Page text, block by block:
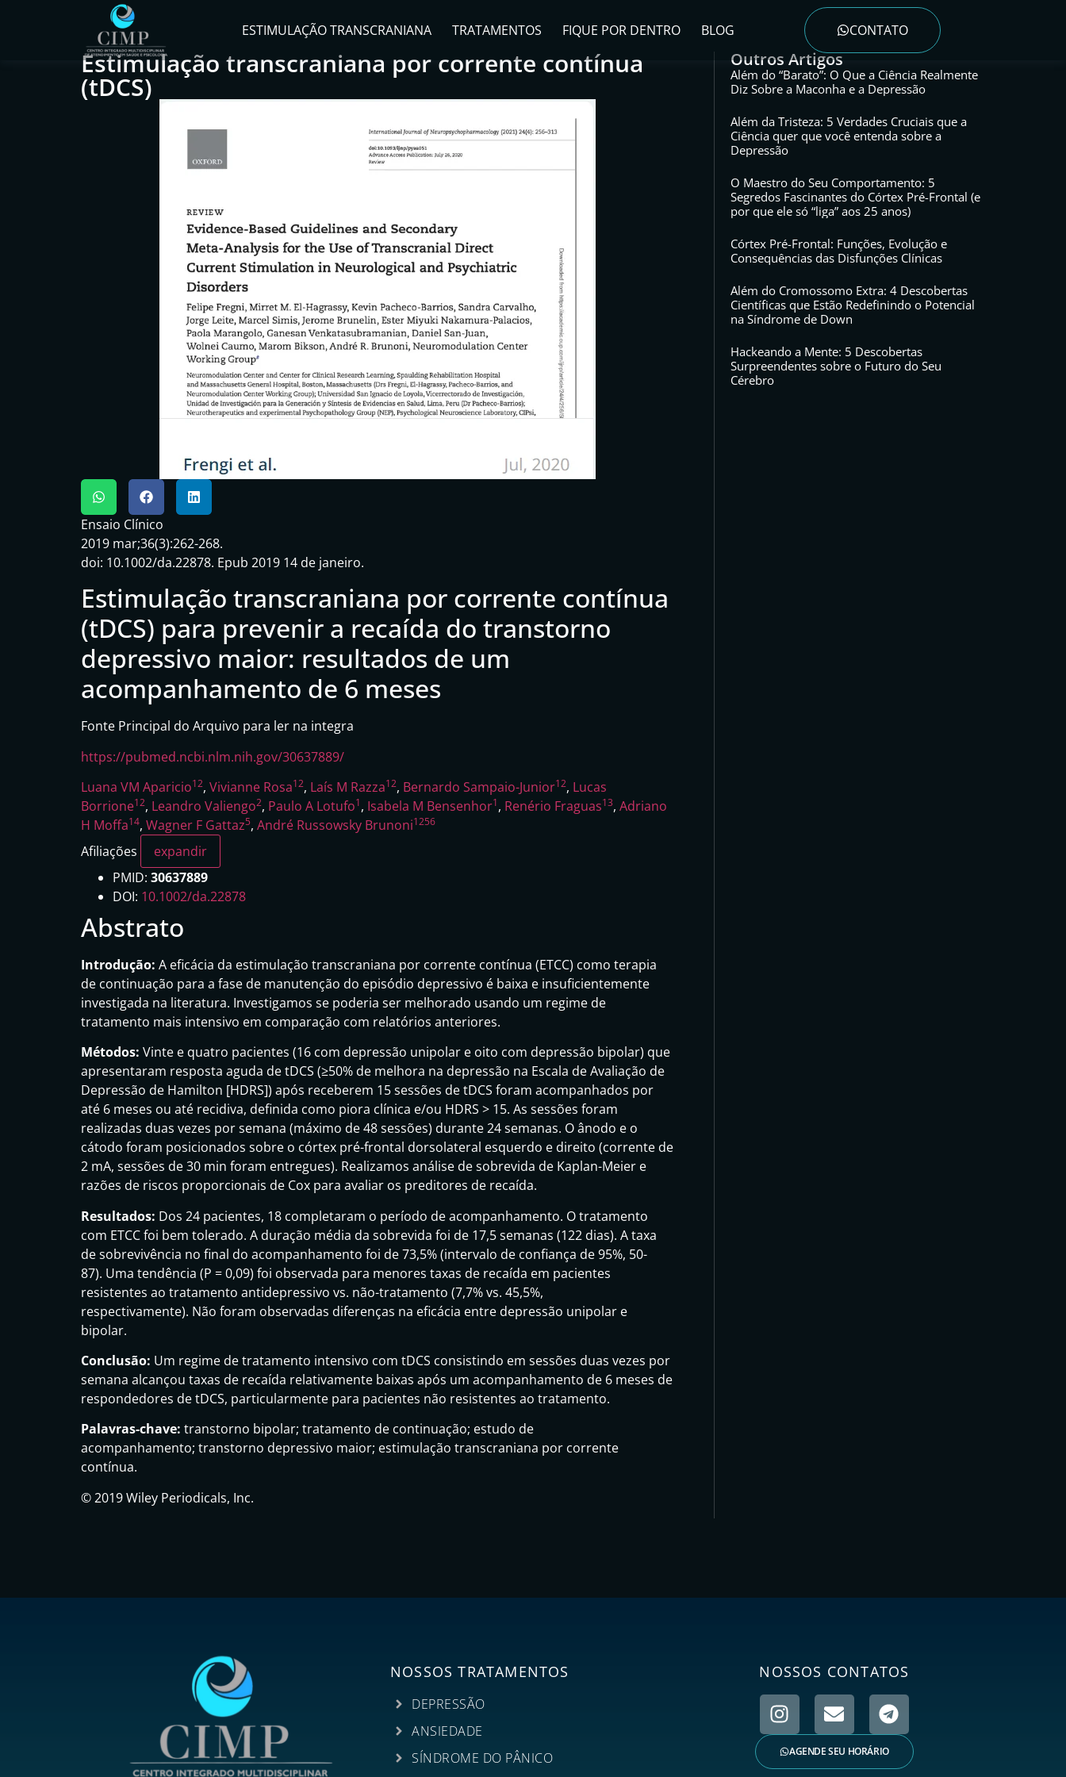
ESTIMULAÇÃO TRANSCRANIANA TRATAMENTOS FIQUE POR DENTRO BLOG CONTATO
Estimulação transcraniana por corrente contínua
(tDCS)
Ensaio Clínico
2019 mar;36(3):262-268.
doi: 10.1002/da.22878. Epub 2019 14 de janeiro.
Estimulação transcraniana por corrente contínua
(tDCS) para prevenir a recaída do transtorno
depressivo maior: resultados de um
acompanhamento de 6 meses
Fonte Principal do Arquivo para ler na integra
https://pubmed.ncbi.nlm.nih.gov/30637889/
Luana VM Aparicio12, Vivianne Rosa12, Laís M Razza12, Bernardo Sampaio-Junior12, Lucas
Borrione12, Leandro Valiengo2, Paulo A Lotufo1, Isabela M Bensenhor1, Renério Fraguas13, Adriano
H Moffa14, Wagner F Gattaz5, André Russowsky Brunoni1256
Afiliações
expandir
PMID: 30637889
DOI: 10.1002/da.22878
Abstrato
Introdução: A eficácia da estimulação transcraniana por corrente contínua (ETCC) como terapia
de continuação para a fase de manutenção do episódio depressivo é baixa e insuficientemente
investigada na literatura. Investigamos se poderia ser melhorado usando um regime de
tratamento mais intensivo em comparação com relatórios anteriores.
Métodos: Vinte e quatro pacientes (16 com depressão unipolar e oito com depressão bipolar) que
apresentaram resposta aguda de tDCS (≥50% de melhora na depressão na Escala de Avaliação de
Depressão de Hamilton [HDRS]) após receberem 15 sessões de tDCS foram acompanhados por
até 6 meses ou até recidiva, definida como piora clínica e/ou HDRS > 15. As sessões foram
realizadas duas vezes por semana (máximo de 48 sessões) durante 24 semanas. O ânodo e o
cátodo foram posicionados sobre o córtex pré-frontal dorsolateral esquerdo e direito (corrente de
2 mA, sessões de 30 min foram entregues). Realizamos análise de sobrevida de Kaplan-Meier e
razões de riscos proporcionais de Cox para avaliar os preditores de recaída.
Resultados: Dos 24 pacientes, 18 completaram o período de acompanhamento. O tratamento
com ETCC foi bem tolerado. A duração média da sobrevida foi de 17,5 semanas (122 dias). A taxa
de sobrevivência no final do acompanhamento foi de 73,5% (intervalo de confiança de 95%, 50-
87). Uma tendência (P = 0,09) foi observada para menores taxas de recaída em pacientes
resistentes ao tratamento antidepressivo vs. não-tratamento (7,7% vs. 45,5%,
respectivamente). Não foram observadas diferenças na eficácia entre depressão unipolar e
bipolar.
Conclusão: Um regime de tratamento intensivo com tDCS consistindo em sessões duas vezes por
semana alcançou taxas de recaída relativamente baixas após um acompanhamento de 6 meses de
respondedores de tDCS, particularmente para pacientes não resistentes ao tratamento.
Palavras-chave: transtorno bipolar; tratamento de continuação; estudo de
acompanhamento; transtorno depressivo maior; estimulação transcraniana por corrente
contínua.
© 2019 Wiley Periodicals, Inc.
Outros Artigos
Além do “Barato”: O Que a Ciência Realmente
Diz Sobre a Maconha e a Depressão
Além da Tristeza: 5 Verdades Cruciais que a
Ciência quer que você entenda sobre a
Depressão
O Maestro do Seu Comportamento: 5
Segredos Fascinantes do Córtex Pré-Frontal (e
por que ele só “liga” aos 25 anos)
Córtex Pré-Frontal: Funções, Evolução e
Consequências das Disfunções Clínicas
Além do Cromossomo Extra: 4 Descobertas
Científicas que Estão Redefinindo o Potencial
na Síndrome de Down
Hackeando a Mente: 5 Descobertas
Surpreendentes sobre o Futuro do Seu
Cérebro
NOSSOS TRATAMENTOS
DEPRESSÃO
ANSIEDADE
SÍNDROME DO PÂNICO
NOSSOS CONTATOS
AGENDE SEU HORÁRIO